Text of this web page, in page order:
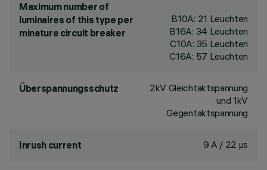
Maximum number of
luminaires of this type per
minature circuit breaker
B10A: 21 Leuchten
B16A: 34 Leuchten
C10A: 35 Leuchten
C16A: 57 Leuchten
Überspannungsschutz
2kV Gleichtaktspannung
und 1kV
Gegentaktspannung
Inrush current 9 A / 22 µs